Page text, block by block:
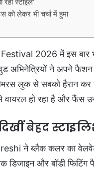
स्टाइल’
लेकर भी चर्चा में हुमा
2026 में इस बार
अभिनेत्रियों ने अपने
लुक से सबको हैरान कर
हो रहा है और फैंस
बेहद
ने ब्लैक कलर का
और बॉडी फिटिंग